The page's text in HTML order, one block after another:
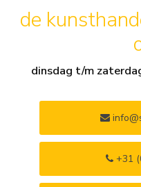
de
dinsdag t/m
+31